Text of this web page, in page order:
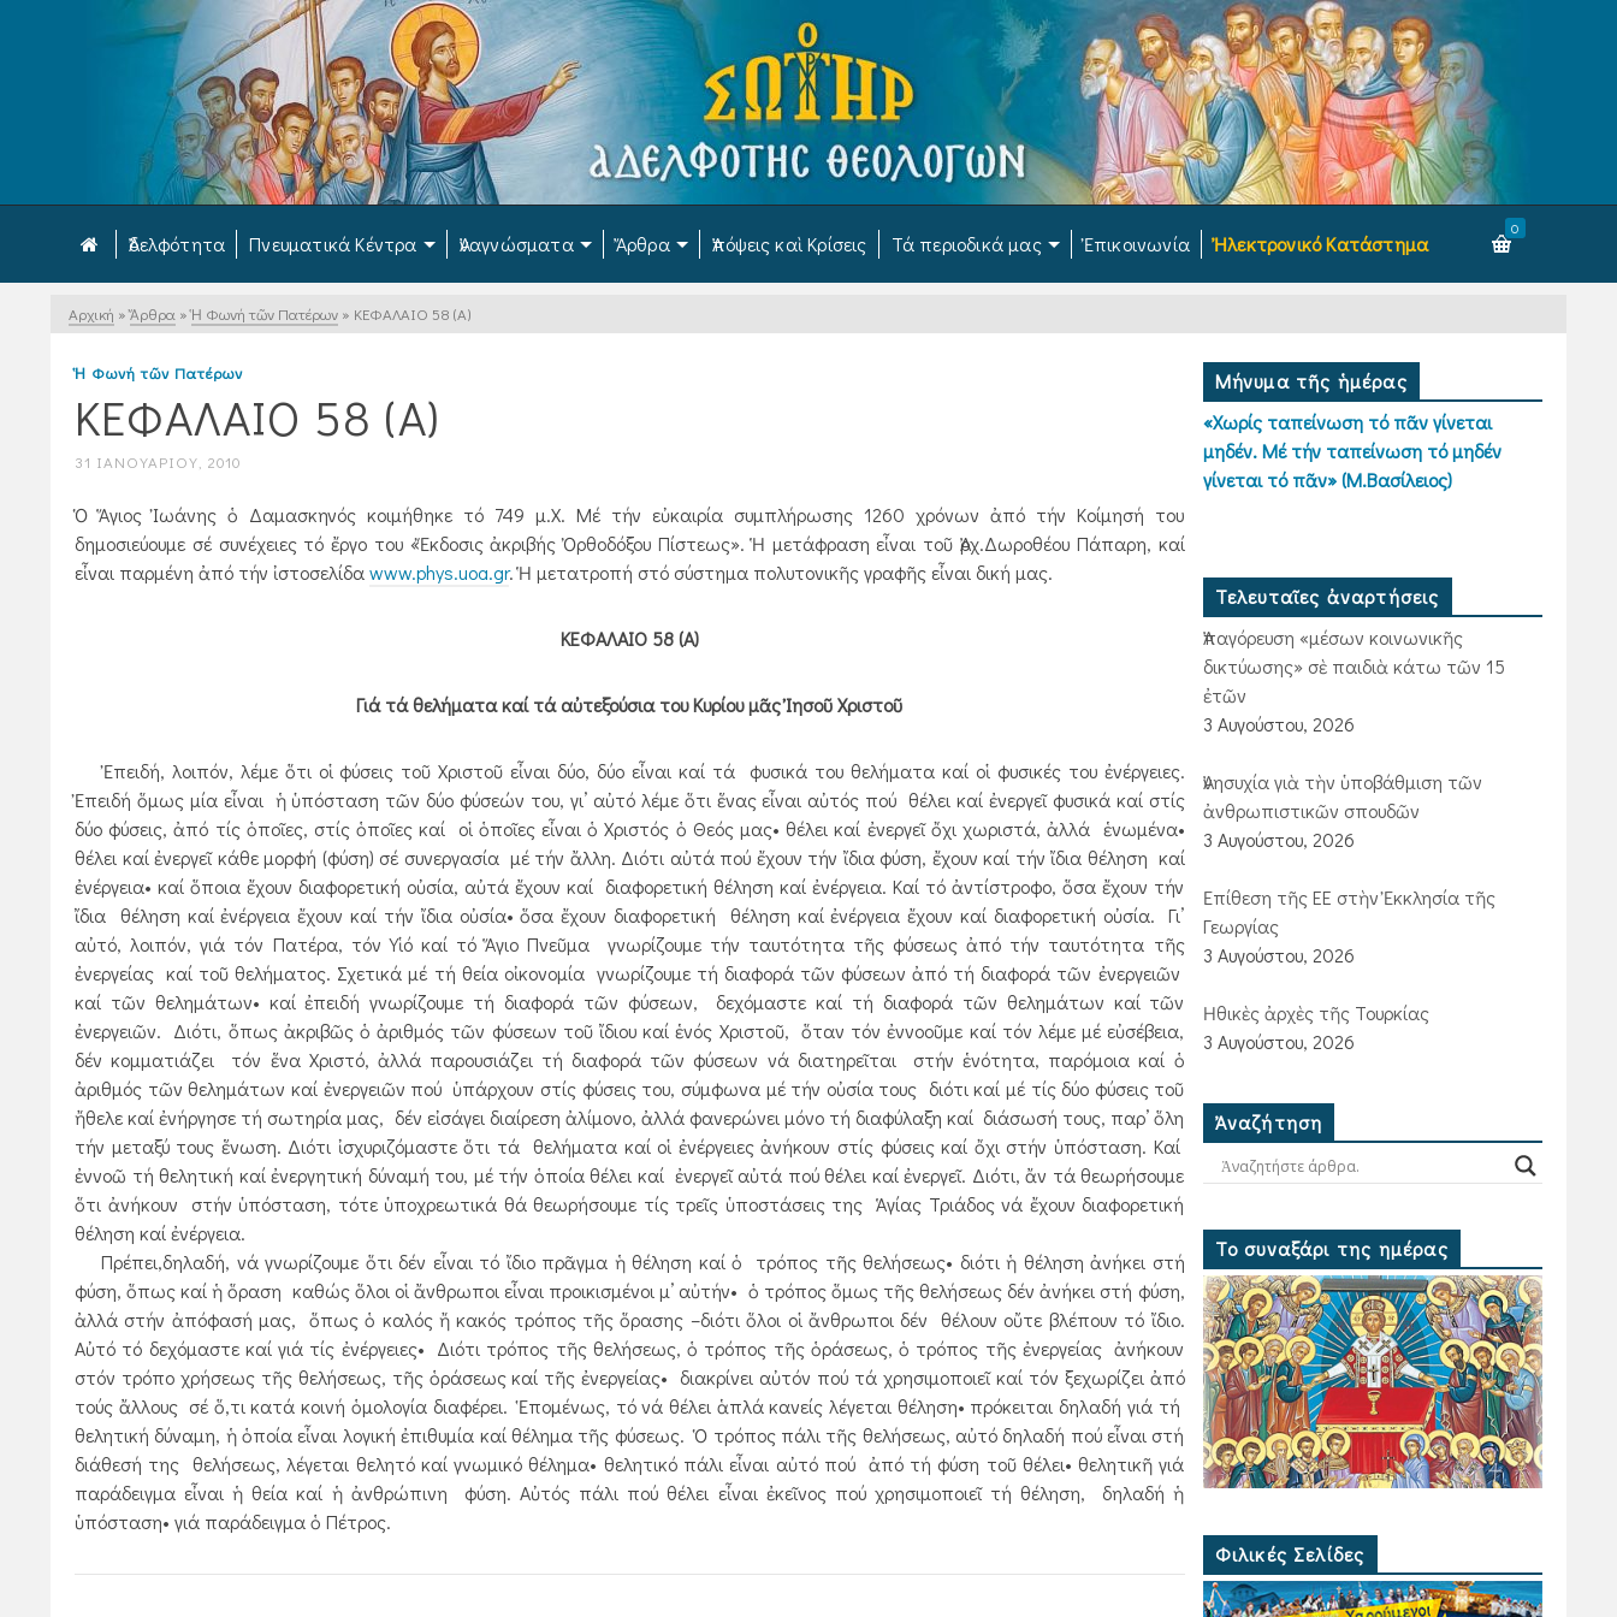
Ἀδελφότητα Πνευματικά Κέντρα Ἀναγνώσματα Ἄρθρα Ἀπόψεις καὶ Κρίσεις Τά περιοδικά μας Ἐπικοινωνία Ἠλεκτρονικό Κατάστημα
0
Αρχική » Ἄρθρα » Ἡ Φωνή τῶν Πατέρων » ΚΕΦΑΛΑΙΟ 58 (Α)
Ἡ Φωνή τῶν Πατέρων
ΚΕΦΑΛΑΙΟ 58 (Α)
31 ΙΑΝΟΥΑΡΊΟΥ, 2010
Ὁ Ἅγιος Ἰωάνης ὁ Δαμασκηνός κοιμήθηκε τό 749 μ.Χ. Μέ τήν εὐκαιρία συμπλήρωσης 1260 χρόνων ἀπό τήν Κοίμησή του
δημοσιεύουμε σέ συνέχειες τό ἔργο του «Ἔκδοσις ἀκριβής Ὀρθοδόξου Πίστεως». Ἡ μετάφραση εἶναι τοῦ Ἀρχ.Δωροθέου Πάπαρη, καί
εἶναι παρμένη ἀπό τήν ἰστοσελίδαwww.phys.uoa.gr. Ἡ μετατροπή στό σύστημα πολυτονικῆς γραφῆς εἶναι δική μας.
ΚΕΦΑΛΑΙΟ 58 (Α)
Γιά τά θελήματα καί τά αὐτεξούσια του Κυρίου μᾶς Ἰησοῦ Χριστοῦ
Ἐπειδή, λοιπόν, λέμε ὅτι οἱ φύσεις τοῦ Χριστοῦ εἶναι δύο, δύο εἶναι καί τά φυσικά του θελήματα καί οἱ φυσικές του ἐνέργειες.
Ἐπειδή ὅμως μία εἶναι ἡ ὑπόσταση τῶν δύο φύσεών του, γι’ αὐτό λέμε ὅτι ἕνας εἶναι αὐτός πού θέλει καί ἐνεργεῖ φυσικά καί στίς
δύο φύσεις, ἀπό τίς ὁποῖες, στίς ὁποῖες καί οἱ ὁποῖες εἶναι ὁ Χριστός ὁ Θεός μας• θέλει καί ἐνεργεῖ ὄχι χωριστά, ἀλλά ἑνωμένα•
θέλει καί ἐνεργεῖ κάθε μορφή (φύση) σέ συνεργασία μέ τήν ἄλλη. Διότι αὐτά πού ἔχουν τήν ἴδια φύση, ἔχουν καί τήν ἴδια θέληση καί
ἐνέργεια• καί ὅποια ἔχουν διαφορετική οὐσία, αὐτά ἔχουν καί διαφορετική θέληση καί ἐνέργεια. Καί τό ἀντίστροφο, ὅσα ἔχουν τήν
ἴδια θέληση καί ἐνέργεια ἔχουν καί τήν ἴδια οὐσία• ὅσα ἔχουν διαφορετική θέληση καί ἐνέργεια ἔχουν καί διαφορετική οὐσία. Γι’
αὐτό, λοιπόν, γιά τόν Πατέρα, τόν Υἱό καί τό Ἅγιο Πνεῦμα γνωρίζουμε τήν ταυτότητα τῆς φύσεως ἀπό τήν ταυτότητα τῆς
ἐνεργείας καί τοῦ θελήματος. Σχετικά μέ τή θεία οἰκονομία γνωρίζουμε τή διαφορά τῶν φύσεων ἀπό τή διαφορά τῶν ἐνεργειῶν
καί τῶν θελημάτων• καί ἐπειδή γνωρίζουμε τή διαφορά τῶν φύσεων, δεχόμαστε καί τή διαφορά τῶν θελημάτων καί τῶν
ἐνεργειῶν. Διότι, ὅπως ἀκριβῶς ὁ ἀριθμός τῶν φύσεων τοῦ ἴδιου καί ἑνός Χριστοῦ, ὅταν τόν ἐννοοῦμε καί τόν λέμε μέ εὐσέβεια,
δέν κομματιάζει τόν ἕνα Χριστό, ἀλλά παρουσιάζει τή διαφορά τῶν φύσεων νά διατηρεῖται στήν ἑνότητα, παρόμοια καί ὁ
ἀριθμός τῶν θελημάτων καί ἐνεργειῶν πού ὑπάρχουν στίς φύσεις του, σύμφωνα μέ τήν οὐσία τους διότι καί μέ τίς δύο φύσεις τοῦ
ἤθελε καί ἐνήργησε τή σωτηρία μας, δέν εἰσάγει διαίρεση ἀλίμονο, ἀλλά φανερώνει μόνο τή διαφύλαξη καί διάσωσή τους, παρ’ ὅλη
τήν μεταξύ τους ἕνωση. Διότι ἰσχυριζόμαστε ὅτι τά θελήματα καί οἱ ἐνέργειες ἀνήκουν στίς φύσεις καί ὄχι στήν ὑπόσταση. Καί
ἐννοῶ τή θελητική καί ἐνεργητική δύναμή του, μέ τήν ὁποία θέλει καί ἐνεργεῖ αὐτά πού θέλει καί ἐνεργεῖ. Διότι, ἄν τά θεωρήσουμε
ὅτι ἀνήκουν στήν ὑπόσταση, τότε ὑποχρεωτικά θά θεωρήσουμε τίς τρεῖς ὑποστάσεις της Ἁγίας Τριάδος νά ἔχουν διαφορετική
θέληση καί ἐνέργεια.
Πρέπει,δηλαδή, νά γνωρίζουμε ὅτι δέν εἶναι τό ἴδιο πρᾶγμα ἡ θέληση καί ὁ τρόπος τῆς θελήσεως• διότι ἡ θέληση ἀνήκει στή
φύση, ὅπως καί ἡ ὅραση καθώς ὅλοι οἱ ἄνθρωποι εἶναι προικισμένοι μ’ αὐτήν• ὁ τρόπος ὅμως τῆς θελήσεως δέν ἀνήκει στή φύση,
ἀλλά στήν ἀπόφασή μας, ὅπως ὁ καλός ἤ κακός τρόπος τῆς ὅρασης –διότι ὅλοι οἱ ἄνθρωποι δέν θέλουν οὔτε βλέπουν τό ἴδιο.
Αὐτό τό δεχόμαστε καί γιά τίς ἐνέργειες• Διότι τρόπος τῆς θελήσεως, ὁ τρόπος τῆς ὁράσεως, ὁ τρόπος τῆς ἐνεργείας ἀνήκουν
στόν τρόπο χρήσεως τῆς θελήσεως, τῆς ὁράσεως καί τῆς ἐνεργείας• διακρίνει αὐτόν πού τά χρησιμοποιεῖ καί τόν ξεχωρίζει ἀπό
τούς ἄλλους σέ ὅ,τι κατά κοινή ὁμολογία διαφέρει. Ἑπομένως, τό νά θέλει ἁπλά κανείς λέγεται θέληση• πρόκειται δηλαδή γιά τή
θελητική δύναμη, ἡ ὁποία εἶναι λογική ἐπιθυμία καί θέλημα τῆς φύσεως. Ὁ τρόπος πάλι τῆς θελήσεως, αὐτό δηλαδή πού εἶναι στή
διάθεσή της θελήσεως, λέγεται θελητό καί γνωμικό θέλημα• θελητικό πάλι εἶναι αὐτό πού ἀπό τή φύση τοῦ θέλει• θελητικῆ γιά
παράδειγμα εἶναι ἡ θεία καί ἡ ἀνθρώπινη φύση. Αὐτός πάλι πού θέλει εἶναι ἐκεῖνος πού χρησιμοποιεῖ τή θέληση, δηλαδή ἡ
ὑπόσταση• γιά παράδειγμα ὁ Πέτρος.
Μήνυμα τῆς ἡμέρας
«Χωρίς ταπείνωση τό πᾶν γίνεται
μηδέν. Μέ τήν ταπείνωση τό μηδέν
γίνεται τό πᾶν» (Μ.Βασίλειος)
Τελευταῖες ἀναρτήσεις
Ἀπαγόρευση «μέσων κοινωνικῆς
δικτύωσης» σὲ παιδιὰ κάτω τῶν 15
ἐτῶν
3 Αυγούστου, 2026
Ἀνησυχία γιὰ τὴν ὑποβάθμιση τῶν
ἀνθρωπιστικῶν σπουδῶν
3 Αυγούστου, 2026
Ἐπίθεση τῆς ΕΕ στὴν Ἐκκλησία τῆς
Γεωργίας
3 Αυγούστου, 2026
Ἠθικὲς ἀρχὲς τῆς Τουρκίας
3 Αυγούστου, 2026
Ἀναζήτηση
Το συναξάρι της ημέρας
Φιλικές Σελίδες